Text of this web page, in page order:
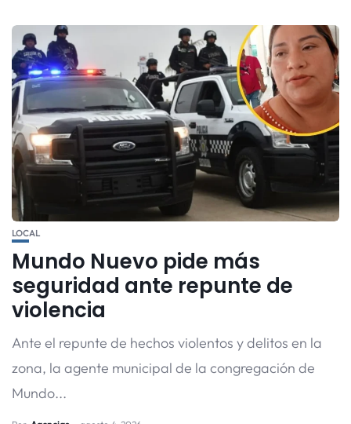
LOCAL
Mundo Nuevo pide más
seguridad ante repunte de
violencia
Ante el repunte de hechos violentos y delitos en la
zona, la agente municipal de la congregación de
Mundo...